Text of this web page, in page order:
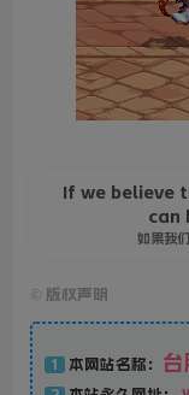
If we believe
can
如果我
版权声明
1 本网站名称： 台